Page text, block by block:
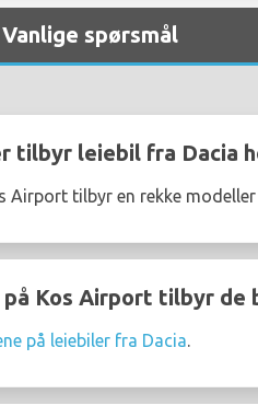
spørsmål
tilbyr leiebil fra Dacia
Airport tilbyr en rekke modeller
Kos Airport tilbyr de
på leiebiler fra Dacia.